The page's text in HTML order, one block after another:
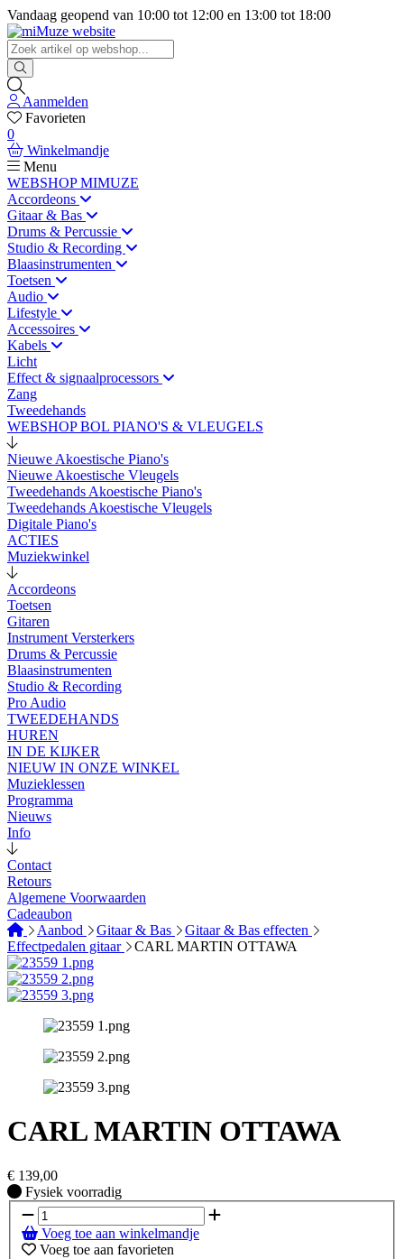
Vandaag geopend van 10:00 tot 12:00 en 13:00 tot 18:00
Aanmelden
Favorieten
0
Winkelmandje
Menu
WEBSHOP MIMUZE
Accordeons
Gitaar & Bas
Drums & Percussie
Studio & Recording
Blaasinstrumenten
Toetsen
Audio
Lifestyle
Accessoires
Kabels
Licht
Effect & signaalprocessors
Zang
Tweedehands
WEBSHOP BOL PIANO'S & VLEUGELS
Nieuwe Akoestische Piano's
Nieuwe Akoestische Vleugels
Tweedehands Akoestische Piano's
Tweedehands Akoestische Vleugels
Digitale Piano's
ACTIES
Muziekwinkel
Accordeons
Toetsen
Gitaren
Instrument Versterkers
Drums & Percussie
Blaasinstrumenten
Studio & Recording
Pro Audio
TWEEDEHANDS
HUREN
IN DE KIJKER
NIEUW IN ONZE WINKEL
Muzieklessen
Programma
Nieuws
Info
Contact
Retours
Algemene Voorwaarden
Cadeaubon
Aanbod
Gitaar & Bas
Gitaar & Bas effecten
Effectpedalen gitaar
CARL MARTIN OTTAWA
CARL MARTIN OTTAWA
€ 139,00
Fysiek voorradig
Fysiek voorradig
Voeg toe aan winkelmandje
Voeg toe aan favorieten